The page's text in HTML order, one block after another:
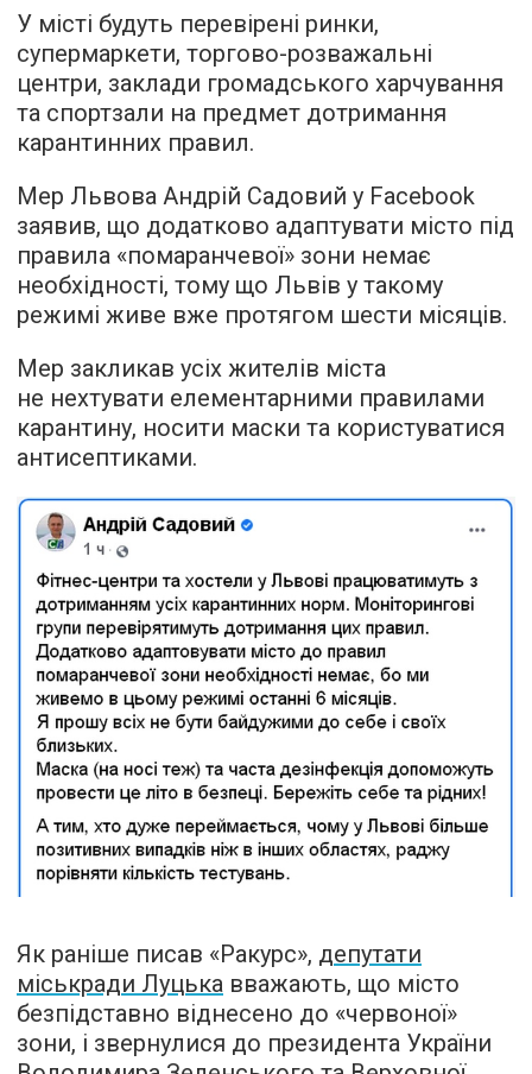
У місті будуть перевірені ринки,
супермаркети, торгово-розважальні
центри, заклади громадського харчування
та спортзали на предмет дотримання
карантинних правил.
Мер Львова Андрій Садовий у Facebook
заявив, що додатково адаптувати місто під
правила «помаранчевої» зони немає
необхідності, тому що Львів у такому
режимі живе вже протягом шести місяців.
Мер закликав усіх жителів міста
не нехтувати елементарними правилами
карантину, носити маски та користуватися
антисептиками.
Як раніше писав «Ракурс», депутати
міськради Луцька вважають, що місто
безпідставно віднесено до «червоної»
зони, і звернулися до президента України